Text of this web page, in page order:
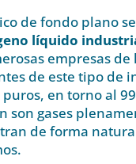
de fondo plano
líquido
empresas de
de este tipo de
en torno al
son gases
de forma